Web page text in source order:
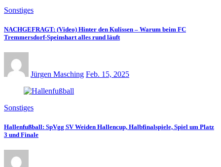
Sonstiges
NACHGEFRAGT: (Video) Hinter den Kulissen – Warum beim FC
Tremmersdorf-Speinshart alles rund läuft
Jürgen Masching Feb. 15, 2025
Sonstiges
Hallenfußball: SpVgg SV Weiden Hallencup, Halbfinalspiele, Spiel um Platz
3 und Finale